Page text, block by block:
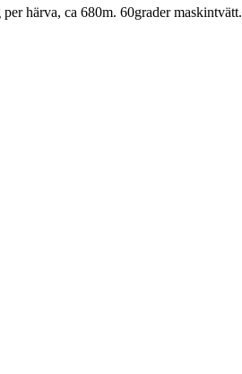
härva, ca 680m. 60grader maskintvätt.